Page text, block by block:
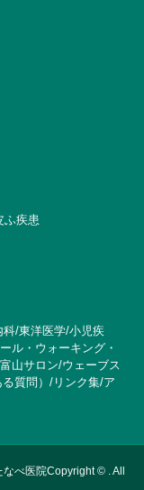
ふ疾患
科/東洋医学/小児疾
ル・ウォーキング・
山サロン/ウェーブス
質問） / リンク集/ア
べ医院Copyright © . All